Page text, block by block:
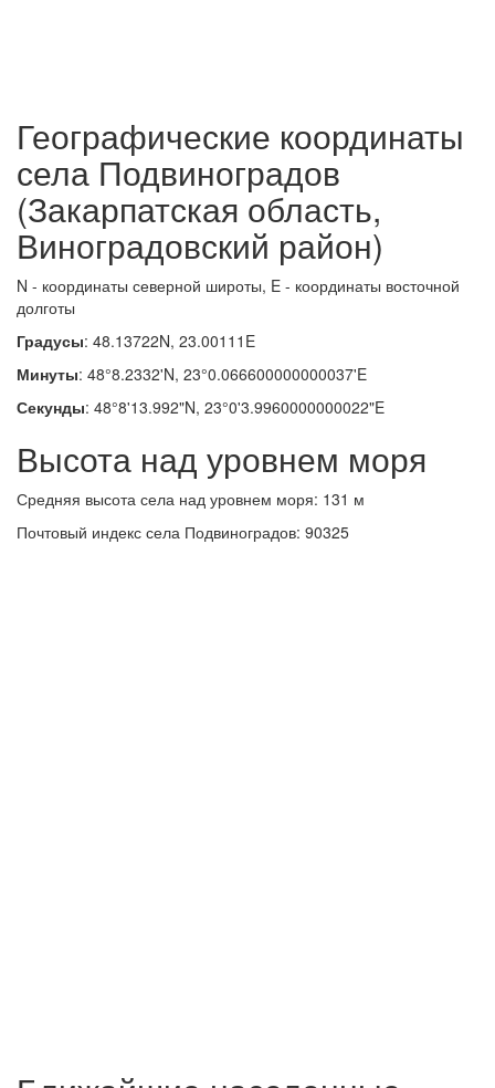
Географические координаты
села Подвиноградов
(Закарпатская область,
Виноградовский район)
N - координаты северной широты, E - координаты восточной
долготы
Градусы: 48.13722N, 23.00111E
Минуты: 48°8.2332'N, 23°0.066600000000037'E
Секунды: 48°8'13.992"N, 23°0'3.9960000000022"E
Высота над уровнем моря
Средняя высота села над уровнем моря: 131 м
Почтовый индекс села Подвиноградов: 90325